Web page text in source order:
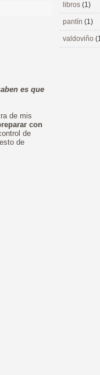
es que
de mis
con
de
de
libros (1)
pantín (1)
valdoviño